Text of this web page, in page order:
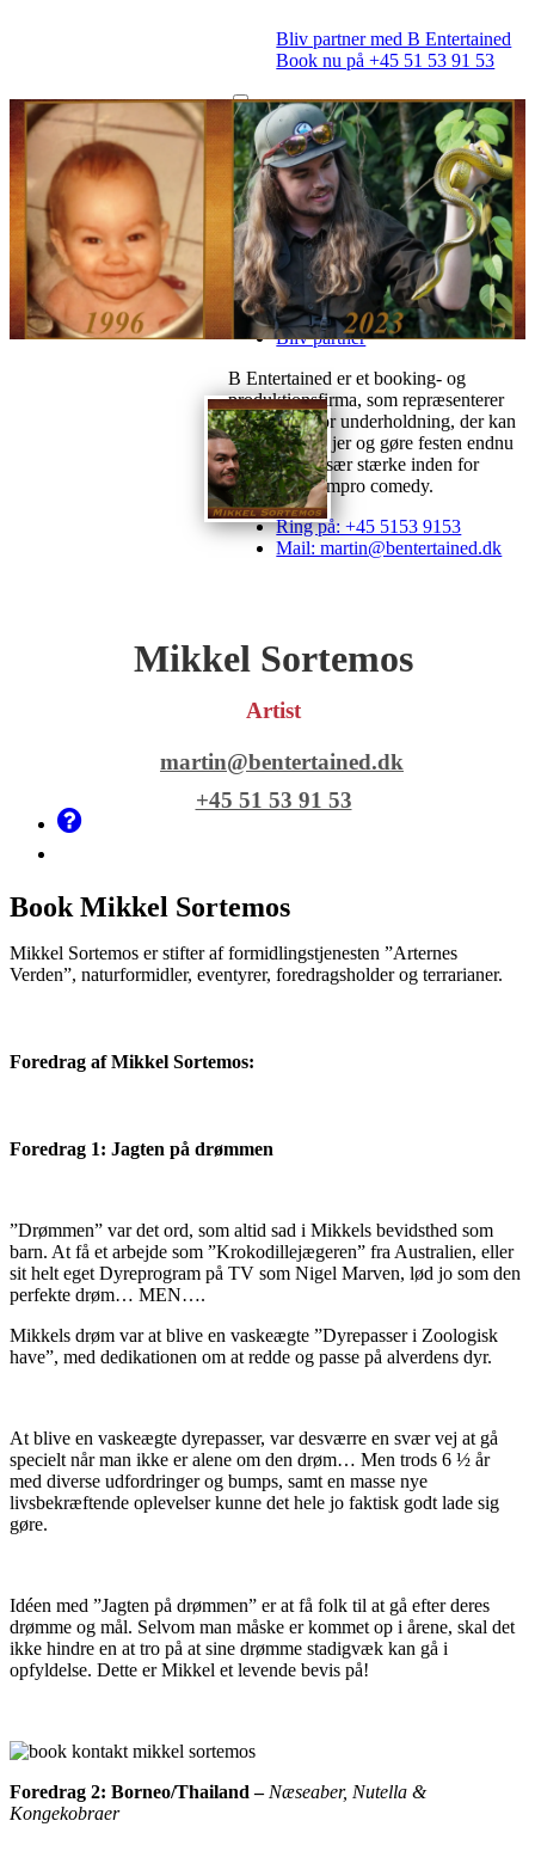
Bliv partner med B Entertained
Book nu på +45 51 53 91 53
Book Komiker
Book Foredragsholder
Book Musiker
Book Aktivitet
Book Tryllekunstner
Book Lokaler
Liveshows
Kontakt os
Om B ENTERTAINED
Bliv partner
B Entertained er et booking- og
produktionsfirma, som repræsenterer
alle former for underholdning, der kan
komme ud til jer og gøre festen endnu
bedre. Vi er især stærke inden for
stand-up og impro comedy.
Ring på: +45 5153 9153
Mail: martin@bentertained.dk
Mikkel Sortemos
Artist
martin@bentertained.dk
+45 51 53 91 53
Book Mikkel Sortemos
Mikkel Sortemos er stifter af formidlingstjenesten ”Arternes
Verden”, naturformidler, eventyrer, foredragsholder og terrarianer.
Foredrag af Mikkel Sortemos:
Foredrag 1: Jagten på drømmen
”Drømmen” var det ord, som altid sad i Mikkels bevidsthed som
barn. At få et arbejde som ”Krokodillejægeren” fra Australien, eller
sit helt eget Dyreprogram på TV som Nigel Marven, lød jo som den
perfekte drøm… MEN….
Mikkels drøm var at blive en vaskeægte ”Dyrepasser i Zoologisk
have”, med dedikationen om at redde og passe på alverdens dyr.
At blive en vaskeægte dyrepasser, var desværre en svær vej at gå
specielt når man ikke er alene om den drøm… Men trods 6 ½ år
med diverse udfordringer og bumps, samt en masse nye
livsbekræftende oplevelser kunne det hele jo faktisk godt lade sig
gøre.
Idéen med ”Jagten på drømmen” er at få folk til at gå efter deres
drømme og mål. Selvom man måske er kommet op i årene, skal det
ikke hindre en at tro på at sine drømme stadigvæk kan gå i
opfyldelse. Dette er Mikkel et levende bevis på!
Foredrag 2: Borneo/Thailand – Næseaber, Nutella &
Kongekobraer